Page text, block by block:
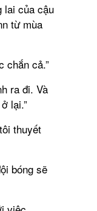
lai của cậu
từ mùa
chắn cả.”
ra đi. Và
lại.”
thuyết
bóng sẽ